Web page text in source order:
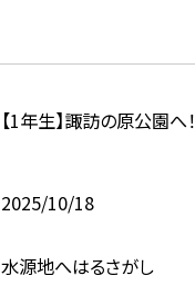
【1年生】諏訪の原公園へ！
2025/10/18
水源地へはるさがし